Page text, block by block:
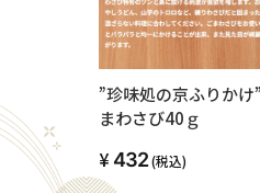
”珍味処の京ふりか
まわさび40ｇ
432(税込)